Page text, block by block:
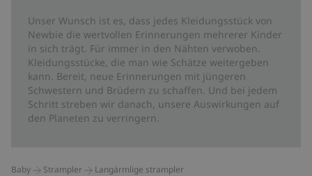
Unser Wunsch ist es, dass jedes Kleidungsstück von
Newbie die wertvollen Erinnerungen mehrerer Kinder
in sich trägt. Für immer in den Nähten verwoben.
Kleidungsstücke, die man wie Schätze weitergeben
kann. Bereit, neue Erinnerungen mit jüngeren
Schwestern und Brüdern zu schaffen. Und bei jedem
Schritt streben wir danach, unsere Auswirkungen auf
den Planeten zu verringern.
Baby Strampler Langärmlige strampler